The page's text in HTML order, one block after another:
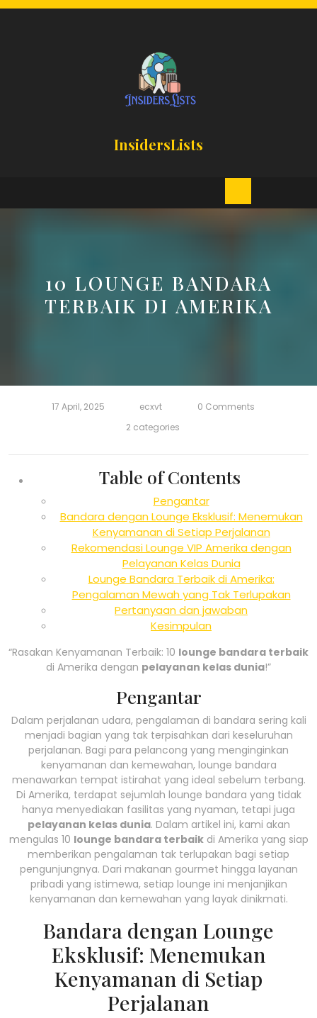
Skip
InsidersLists
Open
10 LOUNGE BANDARA
TERBAIK DI AMERIKA
17 April, 2025 ecxvt
0 Comments
2 categories
Table of Contents
Pengantar
Bandara dengan Lounge Eksklusif: Menemukan
Kenyamanan di Setiap Perjalanan
Rekomendasi Lounge VIP Amerika dengan
Pelayanan Kelas Dunia
Lounge Bandara Terbaik di Amerika:
Pengalaman Mewah yang Tak Terlupakan
Pertanyaan dan jawaban
Kesimpulan
“Rasakan Kenyamanan Terbaik: 10 lounge bandara terbaik
di Amerika dengan pelayanan kelas dunia!”
Pengantar
Dalam perjalanan udara, pengalaman di bandara sering kali
menjadi bagian yang tak terpisahkan dari keseluruhan
perjalanan. Bagi para pelancong yang menginginkan
kenyamanan dan kemewahan, lounge bandara
menawarkan tempat istirahat yang ideal sebelum terbang.
Di Amerika, terdapat sejumlah lounge bandara yang tidak
hanya menyediakan fasilitas yang nyaman, tetapi juga
pelayanan kelas dunia. Dalam artikel ini, kami akan
mengulas 10 lounge bandara terbaikdi Amerika yang siap
memberikan pengalaman tak terlupakan bagi setiap
pengunjungnya. Dari makanan gourmet hingga layanan
pribadi yang istimewa, setiap lounge ini menjanjikan
kenyamanan dan kemewahan yang layak dinikmati.
Bandara dengan Lounge
Eksklusif: Menemukan
Kenyamanan di Setiap
Perjalanan